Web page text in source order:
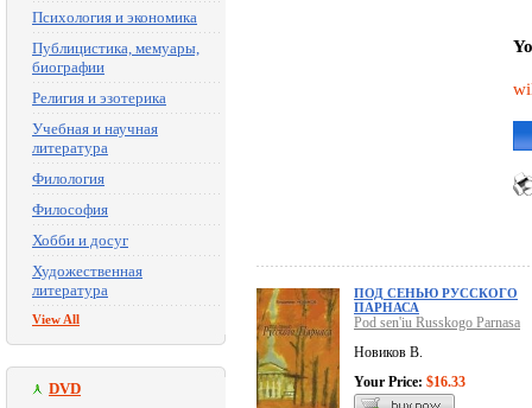
Психология и экономика
Публицистика, мемуары,
биографии
Религия и эзотерика
Учебная и научная
литература
Филология
Философия
Хобби и досуг
Художественная
литература
View All
DVD
ПОД СЕНЬЮ РУССКОГО
ПАРНАСА
Pod sen'iu Russkogo Parnasa
Новиков В.
Your Price: $16.33